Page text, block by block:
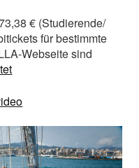
€ (Studierende/
für bestimmte
Webseite sind